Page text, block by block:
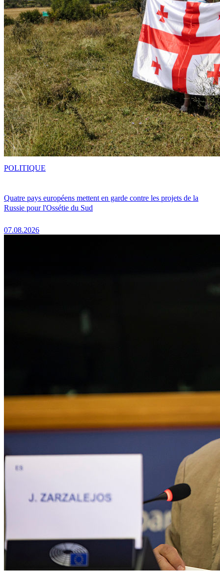
Quatre pays européens mettent en garde contre les projets de la
Russie pour l'Ossétie du Sud
07.08.2026
POLITIQUE